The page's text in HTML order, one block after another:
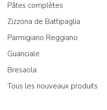
Pâtes complètes
Zizzona de Battipaglia
Parmigiano Reggiano
Guanciale
Bresaola
Tous les nouveaux produits